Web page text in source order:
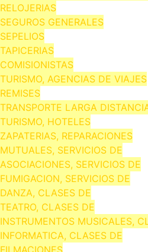
RELOJERIAS
SEGUROS GENERALES
SEPELIOS
TAPICERIAS
COMISIONISTAS
TURISMO, AGENCIAS DE VIAJES
REMISES
TRANSPORTE LARGA
TURISMO, HOTELES
ZAPATERIAS, REPARACIONES
MUTUALES, SERVICIOS DE
ASOCIACIONES, SERVICIOS DE
FUMIGACION, SERVICIOS DE
DANZA, CLASES DE
TEATRO, CLASES DE
INSTRUMENTOS MUSICALES,
INFORMATICA, CLASES DE
FILMACIONES